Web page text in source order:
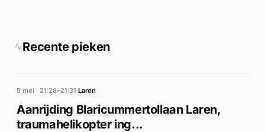
Recente pieken
9 mei · 21:28–21:31·Laren
Aanrijding Blaricummertollaan Laren,
traumahelikopter ing...